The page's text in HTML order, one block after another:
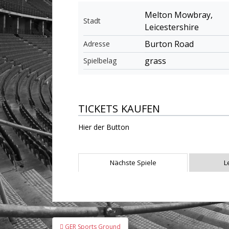
Stadt
Melton Mowbray,
Leicestershire
Adresse Burton Road
Spielbelag grass
TICKETS KAUFEN
Hier der Button
Nächste Spiele
Beitragsnavigation
GER Sports Ground